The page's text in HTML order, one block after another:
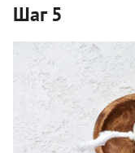
Шаг 5